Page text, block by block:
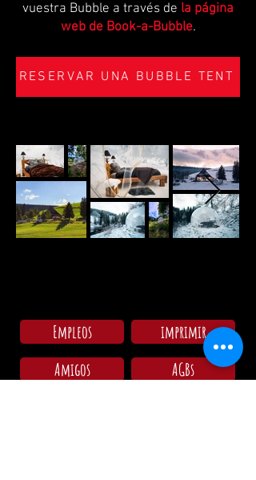
vuestra Bubble a través de la página
web de Book-a-Bubble.
RESERVAR UNA BUBBLE TENT
Empleos
imprimir
Amigos
AGBs